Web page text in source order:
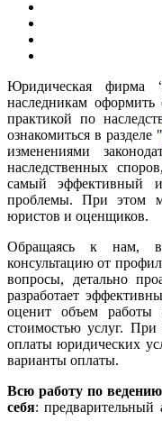
Юридическая фирма
наследникам
практикой по
ознакомиться в разделе
изменениями
наследственных
самый эффективный
проблемы. При этом
юристов и оценщиков.
Обращаясь к нам,
консультацию от
вопросы, детально
разработает
оценит объем работы
стоимостью услуг.
оплаты юридических
варианты оплаты.
Всю работу по
себя: предварительный